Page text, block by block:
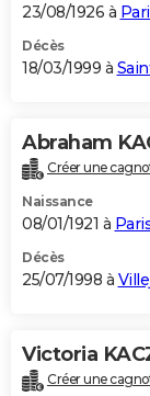
23/08/1926 à
Décès
18/03/1999 à
Abraham
Créer une
Naissance
08/01/1921 à
Décès
25/07/1998 à
Victoria
Créer une